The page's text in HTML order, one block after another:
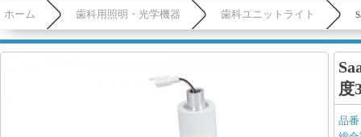
ホーム 歯科用照明・光学機器 歯科ユニットライト
度
品